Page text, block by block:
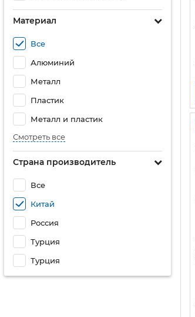
Материал
Все
Алюминий
Металл
Пластик
Металл и пластик
Смотреть все
Страна производитель
Все
Китай
Россия
Турция
Турция